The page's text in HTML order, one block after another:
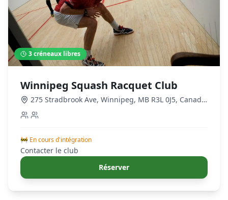
3créneaux libres
Winnipeg Squash Racquet Club
275 Stradbrook Ave, Winnipeg, MB R3L 0J5, Canada,
Winnipeg
🚧 En cours d'intégration
Contacter le club
Réserver